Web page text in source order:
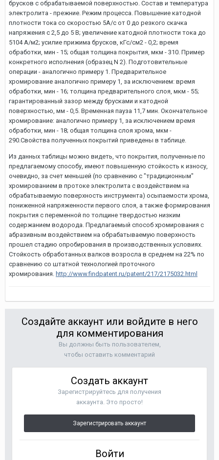
брусков с обрабатываемой поверхностью. Состав и температура
электролита - прежние. Режим процесса. Повышение катодной
плотности тока со скоростью 5А/с от 0 до резкого скачка
напряжения с 2,5 до 5 В; увеличение катодной плотности тока до
5104 А/м2; усилие прижима брусков, кГс/см2 - 0,2; время
обработки, мин - 15; общая толщина покрытия, мкм - 310. Пример
конкретного исполнения (образец N 2). Подготовительные
операции - аналогично примеру 1. Предварительное
хромирование аналогично примеру 1, за исключением: время
обработки, мин - 16; толщина предварительного слоя, мкм - 55;
гарантированный зазор между брусками и катодной
поверхностью, мм - 0,5. Временная пауза 11,7 мин. Окончательное
хромирование: аналогично примеру 1, за исключением время
обработки, мин - 18; общая толщина слоя хрома, мкм -
290.Свойства полученных покрытий приведены в таблице.
Из данных таблицы можно видеть, что покрытия, полученные по
предлагаемому способу, имеют повышенную стойкость к износу,
очевидно, за счет меньшей (по сравнению с "традиционным"
хромированием в протоке электролита с воздействием на
обрабатываемую поверхность инструмента) осыпаемости хрома,
пониженной напряженности первого слоя, а также формирования
покрытия с переменной по толщине твердостью низким
содержанием водорода. Предлагаемый способ хромирования с
абразивным воздействием на обрабатываемую поверхность
прошел стадию опробирования в производственных условиях.
Стойкость обработанных валков возросла в среднем на 22% по
сравнению со штатной технологией проточного
хромирования. http://www.findpatent.ru/patent/217/2175032.html
Создайте аккаунт или войдите в него
для комментирования
Вы должны быть пользователем,
чтобы оставить комментарий
Создать аккаунт
Зарегистрируйтесь для получения
аккаунта. Это просто!
Зарегистрировать аккаунт
Войти